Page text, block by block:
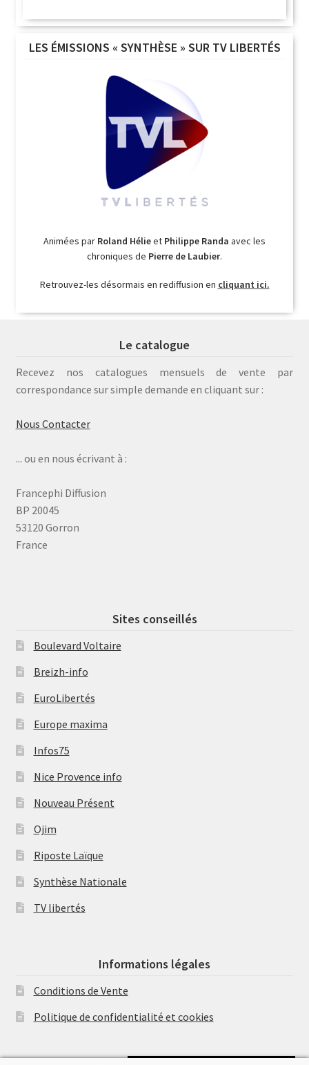
LES ÉMISSIONS « SYNTHÈSE » SUR TV LIBERTÉS
Animées par Roland Hélieet Philippe Randa avec les
chroniques de Pierre de Laubier.
Retrouvez-les désormais en rediffusion en cliquant ici.
Le catalogue
Recevez nos catalogues mensuels de vente par
correspondance sur simple demande en cliquant sur :
Nous Contacter
... ou en nous écrivant à :
Francephi Diffusion
BP 20045
53120 Gorron
France
Sites conseillés
Boulevard Voltaire
Breizh-info
EuroLibertés
Europe maxima
Infos75
Nice Provence info
Nouveau Présent
Ojim
Riposte Laïque
Synthèse Nationale
TV libertés
Informations légales
Conditions de Vente
Politique de confidentialité et cookies